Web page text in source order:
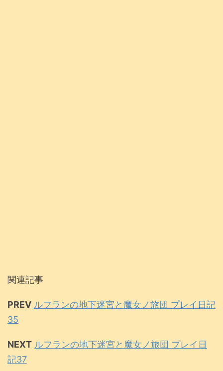
関連記事
PREV ルフランの地下迷宮と魔女ノ旅団 プレイ日記
35
NEXT ルフランの地下迷宮と魔女ノ旅団 プレイ日
記37